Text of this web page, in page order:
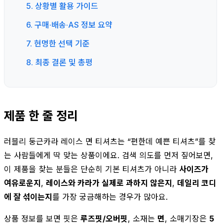
5. 상황별 활용 가이드
6. 구매·배송·AS 정보 요약
7. 현명한 선택 기준
8. 최종 결론 및 총평
제품 한 줄 정리
러블리 둥근카라 레이스 면 티셔츠는 “편한데 예쁜 티셔츠”를 찾
는 사람들에게 딱 맞는 상품이에요. 검색 의도를 먼저 짚어보면,
이 제품을 찾는 분들은 단순히 기본 티셔츠가 아니라 사이즈가
여유로운지, 레이스와 카라가 실제로 과하지 않은지, 데일리 코디
에 잘 섞이는지를 가장 궁금해하는 경우가 많아요.
상품 정보를 보면 핏은 루즈핏/오버핏, 소재는 면, 소매기장은 5